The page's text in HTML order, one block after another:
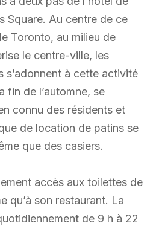
Square. Au centre de ce
Toronto, au milieu de
le centre-ville, les
s’adonnent à cette activité
fin de l’automne, se
connu des résidents et
de location de patins se
que des casiers.
accès aux toilettes de
qu’à son restaurant. La
de 9 h à 22